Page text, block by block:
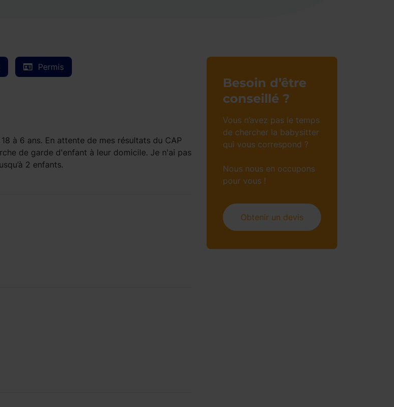
Permis
à 6 ans. En attente de mes résultats du CAP
de garde d'enfant à leur domicile. Je n'ai pas
2 enfants.
Besoin d’être
conseillé ?
Vous n’avez pas le temps
de chercher la babysitter
qui vous correspond ?
Nous nous en occupons
pour vous !
Obtenir un devis